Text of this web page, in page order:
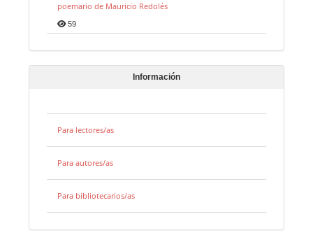
poemario de Mauricio Redolés
59
Información
Para lectores/as
Para autores/as
Para bibliotecarios/as